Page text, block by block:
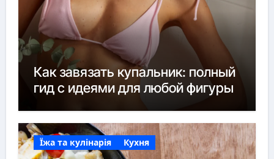
Как завязать купальник: полный
гид с идеями для любой фигуры
Їжа та кулінарія Кухня